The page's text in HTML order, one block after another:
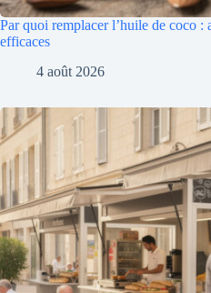
Par quoi remplacer l’huile de coco :
efficaces
4 août 2026